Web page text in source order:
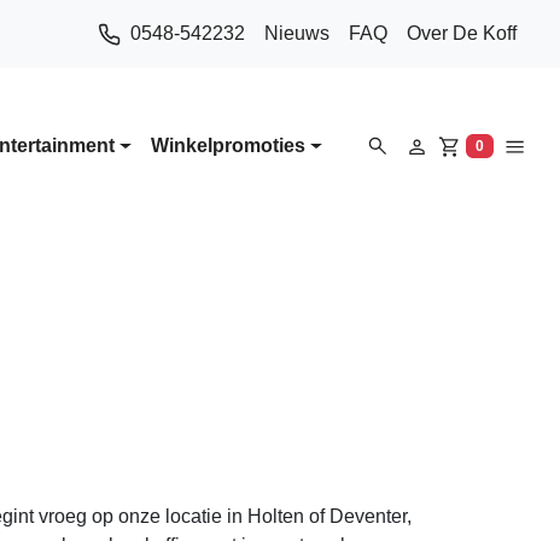
0548-542232 Nieuws FAQ Over De Koff
Winkelpromoties 0
vroeg op onze locatie in Holten of Deventer,